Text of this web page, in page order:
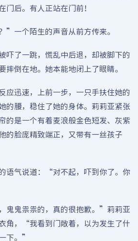
门后。有人正站在门前！
”一个陌生的声音从前方传来。
了一跳，慌乱中后退，却被脚下的
摔倒在地。她本能地闭上了眼睛。
应迅速，上前一步，一只手扶住她的
的腰，稳住了她的身体。莉莉亚紧张
的是一个有着麦浪般金色短发、灰紫
的脸庞精致端正，又带有一丝孩子
语气说道：“对不起，吓到你了。你
鬼鬼祟祟的，真的很抱歉。”莉莉亚
角，“我看到门敞着，以为发生了什
下。”